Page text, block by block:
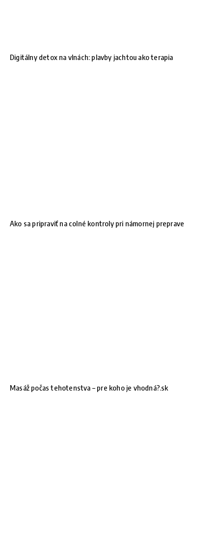
Digitálny detox na vlnách: plavby jachtou ako terapia
Ako sa pripraviť na colné kontroly pri námornej preprave
Masáž počas tehotenstva – pre koho je vhodná?.sk